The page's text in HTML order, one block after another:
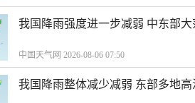
我国降雨强度进一步减弱 中东部
中国天气网 2026-08-06 07:50
我国降雨整体减少减弱 东部多地